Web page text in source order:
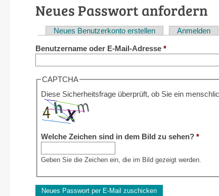
Neues Passwort anfordern
Haupt-
Reiter
Neues Benutzerkonto erstellen Anmelden
Benutzername oder E-Mail-Adresse *
CAPTCHA
Diese Sicherheitsfrage überprüft, ob Sie ein
Welche Zeichen sind in dem Bild zu sehen? *
Geben Sie die Zeichen ein, die im Bild gezeigt werden.